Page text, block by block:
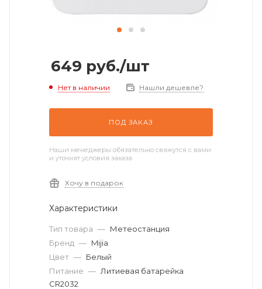
649 руб./шт
Нет в наличии Нашли дешевле?
ПОД ЗАКАЗ
Наши менеджеры обязательно свяжутся с вами
и уточнят условия заказа
Хочу в подарок
Характеристики
Тип товара — Метеостанция
Бренд — Mijia
Цвет — Белый
Питание — Литиевая батарейка
CR2032